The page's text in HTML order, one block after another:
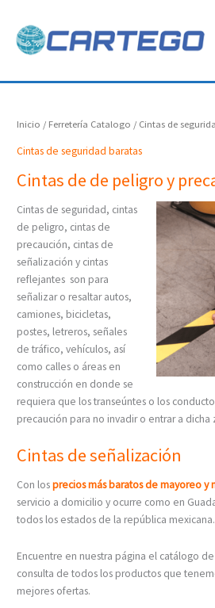
contenido
Inicio / Ferretería Catalogo / Cintas de
Cintas de seguridad baratas
Cintas de de peligro y
Cintas de seguridad, cintas
de peligro, cintas de
precaución, cintas de
señalización y cintas
reflejantes son para
señalizar o resaltar autos,
camiones, bicicletas,
postes, letreros, señales
de tráfico, vehículos, así
como calles o áreas en
construcción en donde se
requiera que los transeúntes o los
precaución para no invadir o entrar a dicha
Cintas de señalización
Con losprecios más baratos de mayoreo y
servicio a domicilio y ocurre como en
todos los estados de la república mexicana.
Encuentre en nuestra página el catálogo de
consulta de todos los productos que
mejores ofertas.